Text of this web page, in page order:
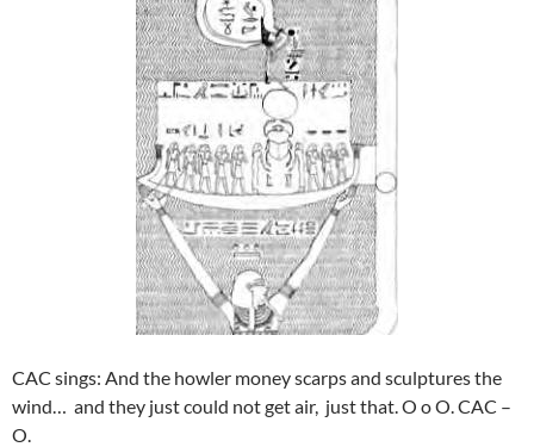
CAC sings: And the howler money scarps and sculptures the
wind… and they just could not get air, just that. O o O. CAC –
O.